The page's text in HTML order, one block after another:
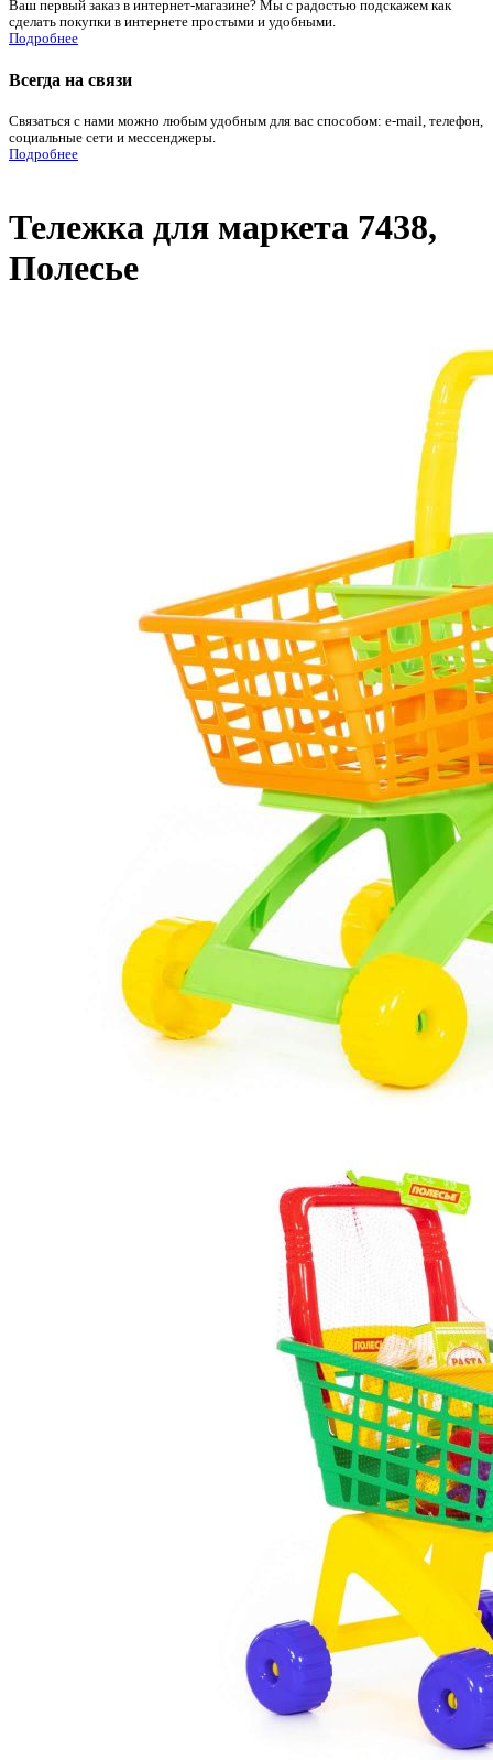
Ваш первый заказ в интернет-магазине? Мы с радостью подскажем как
сделать покупки в интернете простыми и удобными.
Подробнее
Всегда на связи
Связаться с нами можно любым удобным для вас способом: e-mail, телефон,
социальные сети и мессенджеры.
Подробнее
Тележка для маркета 7438,
Полесье